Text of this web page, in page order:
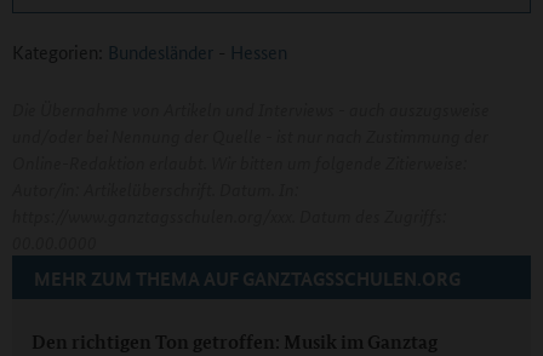
Kategorien: Bundesländer - Hessen
MEHR ZUM THEMA AUF GANZTAGSSCHULEN.ORG
Den richtigen Ton getroffen: Musik im Ganztag